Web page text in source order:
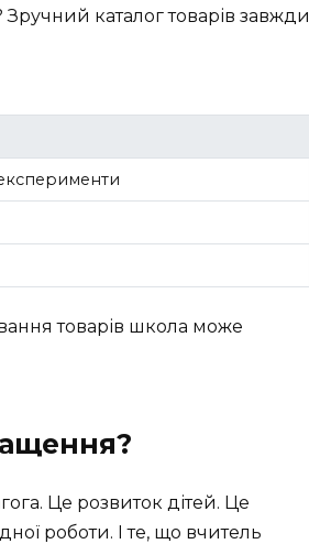
каталог товарів завжди
товарів школа може
Це розвиток дітей. Це
роботи. І те, що вчитель